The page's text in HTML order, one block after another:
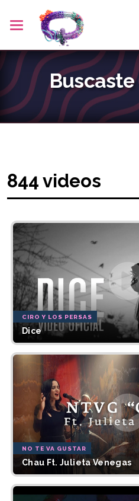
Buscaste
844 videos
CIRO Y LOS PERSAS
Dice
NO TE VA GUSTAR
Chau Ft. Julieta Venegas